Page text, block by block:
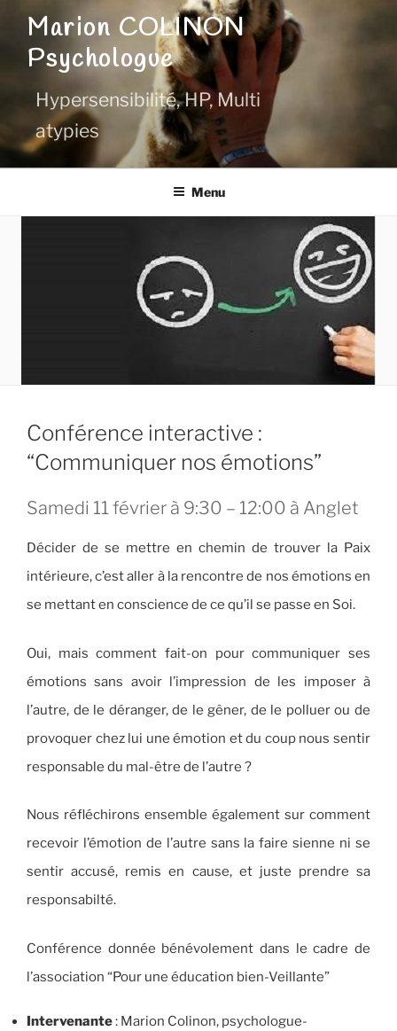
contenu
Marion COLINON
Psychologue
Hypersensibilité, HP, Multi
atypies
Menu
Conférence interactive :
“Communiquer nos émotions”
Samedi 11 février à 9:30 – 12:00 à Anglet
Décider de se mettre en chemin de trouver la Paix
intérieure, c’est aller à la rencontre de nos émotions en
se mettant en conscience de ce qu’il se passe en Soi.
Oui, mais comment fait-on pour communiquer ses
émotions sans avoir l’impression de les imposer à
l’autre, de le déranger, de le gêner, de le polluer ou de
provoquer chez lui une émotion et du coup nous sentir
responsable du mal-être de l’autre ?
Nous réfléchirons ensemble également sur comment
recevoir l’émotion de l’autre sans la faire sienne ni se
sentir accusé, remis en cause, et juste prendre sa
responsabilté.
Conférence donnée bénévolement dans le cadre de
l’association “Pour une éducation bien-Veillante”
Intervenante: Marion Colinon, psychologue-